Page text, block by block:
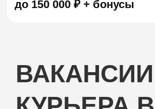
ГОРОДА С ОТКРЫТЫМИ